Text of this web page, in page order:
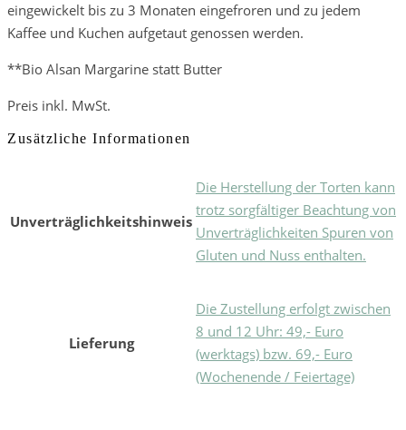
eingewickelt bis zu 3 Monaten eingefroren und zu jedem
Kaffee und Kuchen aufgetaut genossen werden.
**Bio Alsan Margarine statt Butter
Preis inkl. MwSt.
Zusätzliche Informationen
Unverträglichkeitshinweis
Die Herstellung der Torten kann
trotz sorgfältiger Beachtung von
Unverträglichkeiten Spuren von
Gluten und Nuss enthalten.
Lieferung
Die Zustellung erfolgt zwischen
8 und 12 Uhr: 49,- Euro
(werktags) bzw. 69,- Euro
(Wochenende / Feiertage)